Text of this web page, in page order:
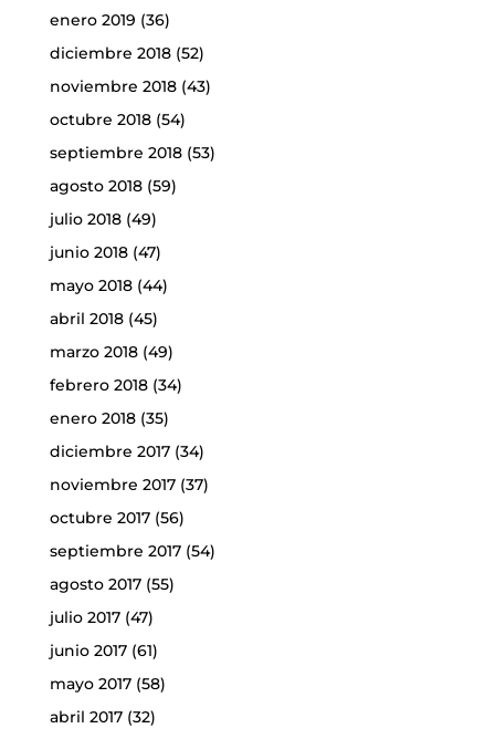
enero 2019 (36)
diciembre 2018(52)
noviembre 2018(43)
octubre 2018(54)
septiembre 2018(53)
agosto 2018(59)
julio 2018(49)
junio 2018(47)
mayo 2018(44)
abril 2018(45)
marzo 2018(49)
febrero 2018(34)
enero 2018(35)
diciembre 2017(34)
noviembre 2017(37)
octubre 2017(56)
septiembre 2017(54)
agosto 2017(55)
julio 2017(47)
junio 2017(61)
mayo 2017(58)
abril 2017(32)